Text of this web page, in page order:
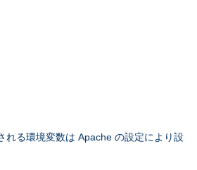
れる環境変数は Apache の設定により設